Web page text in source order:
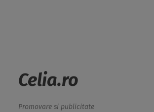
Celia.ro
Promovare si publicitate